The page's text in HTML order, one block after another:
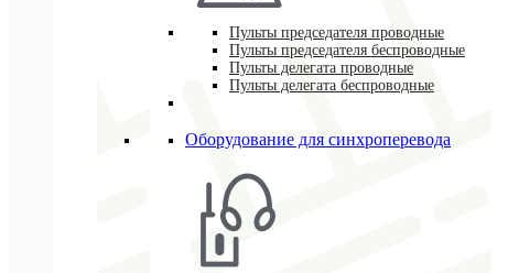
Пульты председателя проводные
Пульты председателя беспроводные
Пульты делегата проводные
Пульты делегата беспроводные
Оборудование для синхроперевода